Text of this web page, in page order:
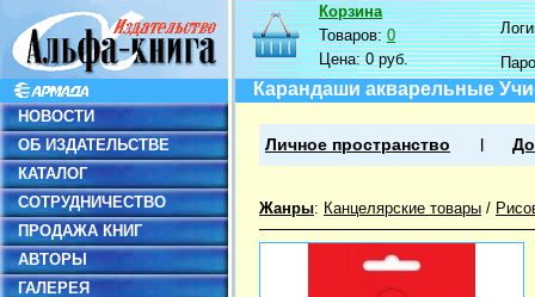
НОВОСТИ
ОБ ИЗДАТЕЛЬСТВЕ
КАТАЛОГ
СОТРУДНИЧЕСТВО
ПРОДАЖА КНИГ
АВТОРЫ
ГАЛЕРЕЯ
Корзина
Товаров:0
Цена:0 руб.
Карандаши акварельные
Личное пространство
Жанры: Канцелярские товары /